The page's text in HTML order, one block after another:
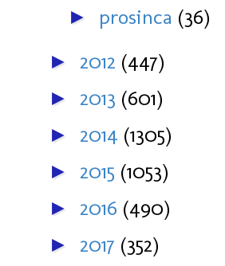
► prosinca (36)
► 2012 (447)
► 2013 (601)
► 2014 (1305)
► 2015 (1053)
► 2016 (490)
► 2017 (352)